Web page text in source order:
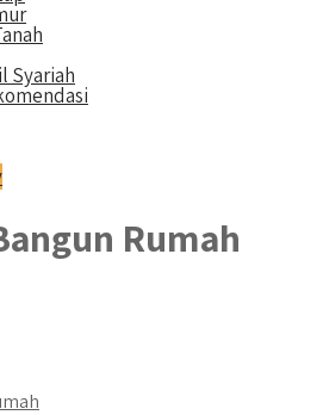
Syariah
Rumah